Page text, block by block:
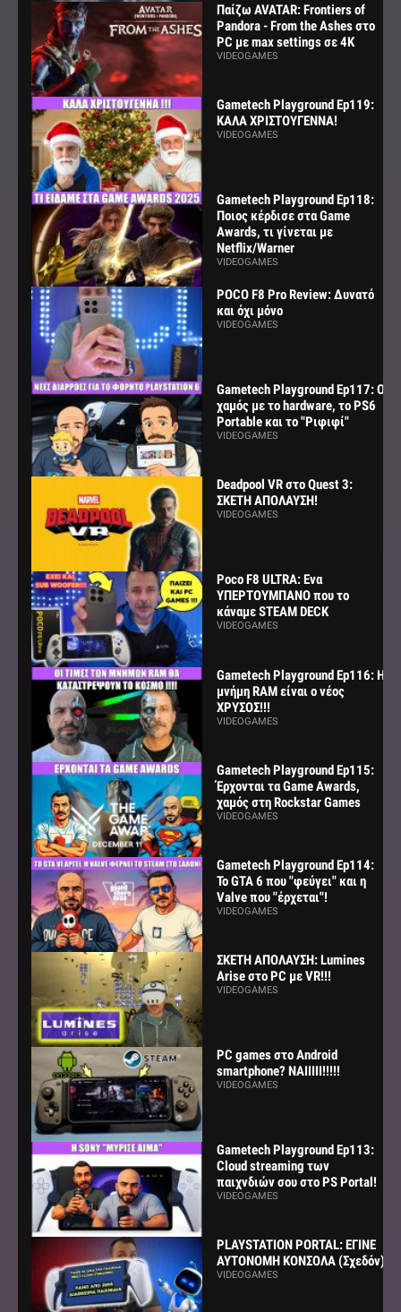
Παίζω AVATAR: Frontiers of
Pandora - From the Ashes στο
PC με max settings σε 4K
VIDEOGAMES
Gametech Playground Ep119:
ΚΑΛΑ ΧΡΙΣΤΟΥΓΕΝΝΑ!
VIDEOGAMES
Gametech Playground Ep118:
Ποιος κέρδισε στα Game
Awards, τι γίνεται με
Netflix/Warner
VIDEOGAMES
POCO F8 Pro Review: Δυνατό
και όχι μόνο
VIDEOGAMES
Gametech Playground Ep117: Ο
χαμός με το hardware, το PS6
Portable και το "Ριφιφί"
VIDEOGAMES
Deadpool VR στο Quest 3:
ΣΚΕΤΗ ΑΠΟΛΑΥΣΗ!
VIDEOGAMES
Poco F8 ULTRA: Ενα
ΥΠΕΡΤΟΥΜΠΑΝΟ που το
κάναμε STEAM DECK
VIDEOGAMES
Gametech Playground Ep116: Η
μνήμη RAM είναι ο νέος
ΧΡΥΣΟΣ!!!
VIDEOGAMES
Gametech Playground Ep115:
Έρχονται τα Game Awards,
χαμός στη Rockstar Games
VIDEOGAMES
Gametech Playground Ep114:
Το GTA 6 που "φεύγει" και η
Valve που "έρχεται"!
VIDEOGAMES
ΣΚΕΤΗ ΑΠΟΛΑΥΣΗ: Lumines
Arise στο PC με VR!!!
VIDEOGAMES
PC games στο Android
smartphone? ΝΑΙΙΙΙΙ!!!!!
VIDEOGAMES
Gametech Playground Ep113:
Cloud streaming των
παιχνδιών σου στο PS Portal!
VIDEOGAMES
PLAYSTATION PORTAL: ΕΓΙΝΕ
ΑΥΤΟΝΟΜΗ ΚΟΝΣΟΛΑ (Σχεδόν)
VIDEOGAMES